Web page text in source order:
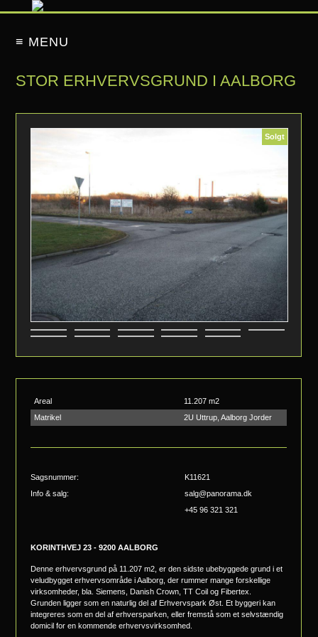
≡ MENU
STOR ERHVERVSGRUND I AALBORG
Solgt
KORINTHVEJ 23 - 9200 AALBORG
Denne erhvervsgrund på 11.207 m2, er den sidste ubebyggede grund i et
veludbygget erhvervsområde i Aalborg, der rummer mange forskellige
virksomheder, bla. Siemens, Danish Crown, TT Coil og Fibertex.
Grunden ligger som en naturlig del af Erhvervspark Øst. Et byggeri kan
integreres som en del af erhversparken, eller fremstå som et selvstændig
domicil for en kommende erhvervsvirksomhed.
Areal
11.207 m2
Matrikel
2U Uttrup, Aalborg Jorder
Sagsnummer:
K11621
Info & salg:
salg@panorama.dk
+45 96 321 321